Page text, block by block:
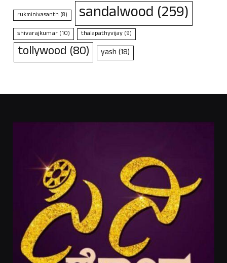
rukminivasanth (8) sandalwood (259)
shivarajkumar(10) thalapathyvijay(9)
tollywood (80) yash(18)